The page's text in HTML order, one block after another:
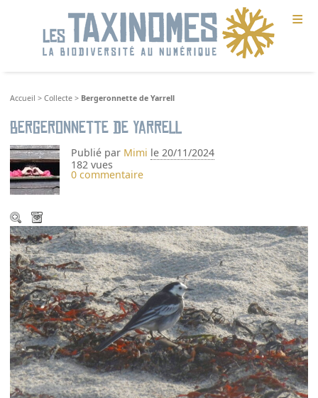
≡
Accueil >Collecte > Bergeronnette de Yarrell
Bergeronnette de Yarrell
Publié par Mimi le 20/11/2024
182 vues
0 commentaire